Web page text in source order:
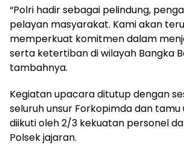
“Polri hadir sebagai pelindung,
pelayan masyarakat. Kami akan
memperkuat komitmen dalam
serta ketertiban di wilayah Bangka
tambahnya.
Kegiatan upacara ditutup dengan
seluruh unsur Forkopimda dan
diikuti oleh 2/3 kekuatan personel
Polsek jajaran.